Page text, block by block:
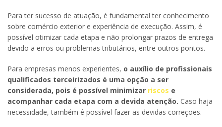
Para ter sucesso de atuação, é fundamental ter conhecimento
sobre comércio exterior e experiência de execução. Assim, é
possível otimizar cada etapa e não prolongar prazos de entrega
devido a erros ou problemas tributários, entre outros pontos.
Para empresas menos experientes, o auxílio de profissionais
qualificados terceirizados é uma opção a ser
considerada, pois é possível minimizar riscos e
acompanhar cada etapa com a devida atenção. Caso haja
necessidade, também é possível fazer as devidas correções.